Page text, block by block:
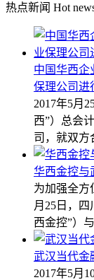
热点新闻 Hot
中国华西企
保理公司进
2017年5月
西”）总会
司，就双方
华西金控与
为加强全方
月25日，
西金控”）
武汉当代金
2017年5月